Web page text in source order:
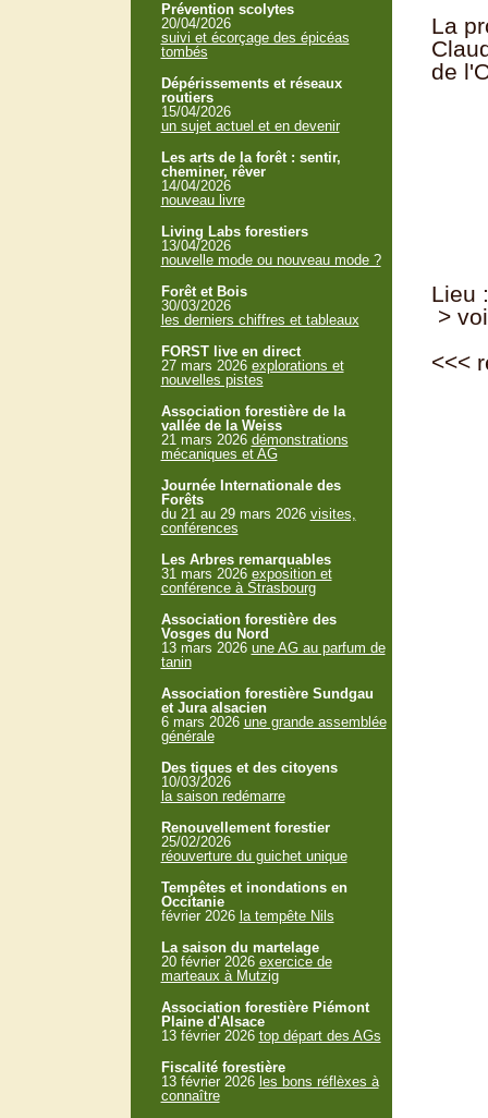
La
de
Lieu
>
<<<
Prévention scolytes
20/04/2026
suivi et écorçage des épicéas
tombés
Dépérissements et réseaux
routiers
15/04/2026
un sujet actuel et en devenir
Les arts de la forêt : sentir,
cheminer, rêver
14/04/2026
nouveau livre
Living Labs forestiers
13/04/2026
nouvelle mode ou nouveau mode ?
Forêt et Bois
30/03/2026
les derniers chiffres et tableaux
FORST live en direct
27 mars 2026 explorations et
nouvelles pistes
Association forestière de la
vallée de la Weiss
21 mars 2026 démonstrations
mécaniques et AG
Journée Internationale des
Forêts
du 21 au 29 mars 2026 visites,
conférences
Les Arbres remarquables
31 mars 2026 exposition et
conférence à Strasbourg
Association forestière des
Vosges du Nord
13 mars 2026 une AG au parfum de
tanin
Association forestière Sundgau
et Jura alsacien
6 mars 2026 une grande assemblée
générale
Des tiques et des citoyens
10/03/2026
la saison redémarre
Renouvellement forestier
25/02/2026
réouverture du guichet unique
Tempêtes et inondations en
Occitanie
février 2026 la tempête Nils
La saison du martelage
20 février 2026 exercice de
marteaux à Mutzig
Association forestière Piémont
Plaine d'Alsace
13 février 2026 top départ des AGs
Fiscalité forestière
13 février 2026 les bons réflèxes à
connaître